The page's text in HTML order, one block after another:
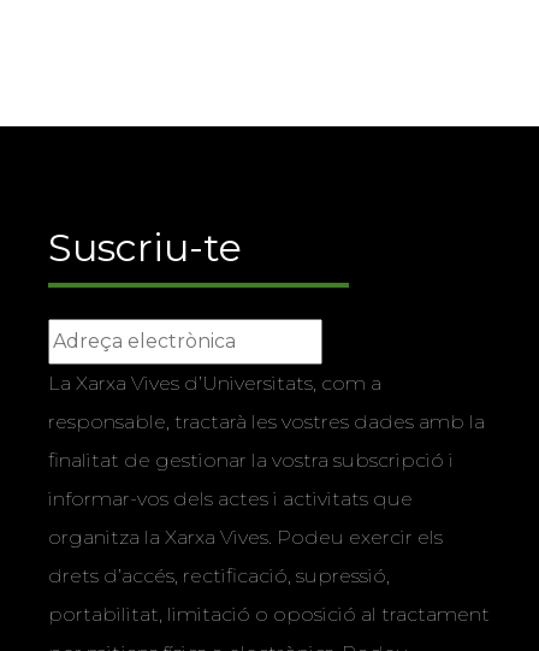
Suscriu-te
La Xarxa Vives d’Universitats, com a
responsable, tractarà les vostres dades amb la
finalitat de gestionar la vostra subscripció i
informar-vos dels actes i activitats que
organitza la Xarxa Vives. Podeu exercir els
drets d’accés, rectificació, supressió,
portabilitat, limitació o oposició al tractament